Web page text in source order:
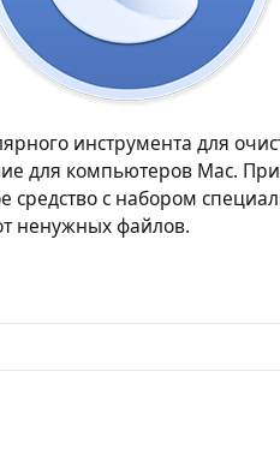
инструмента для
для компьютеров Mac.
средство с набором
ненужных файлов.